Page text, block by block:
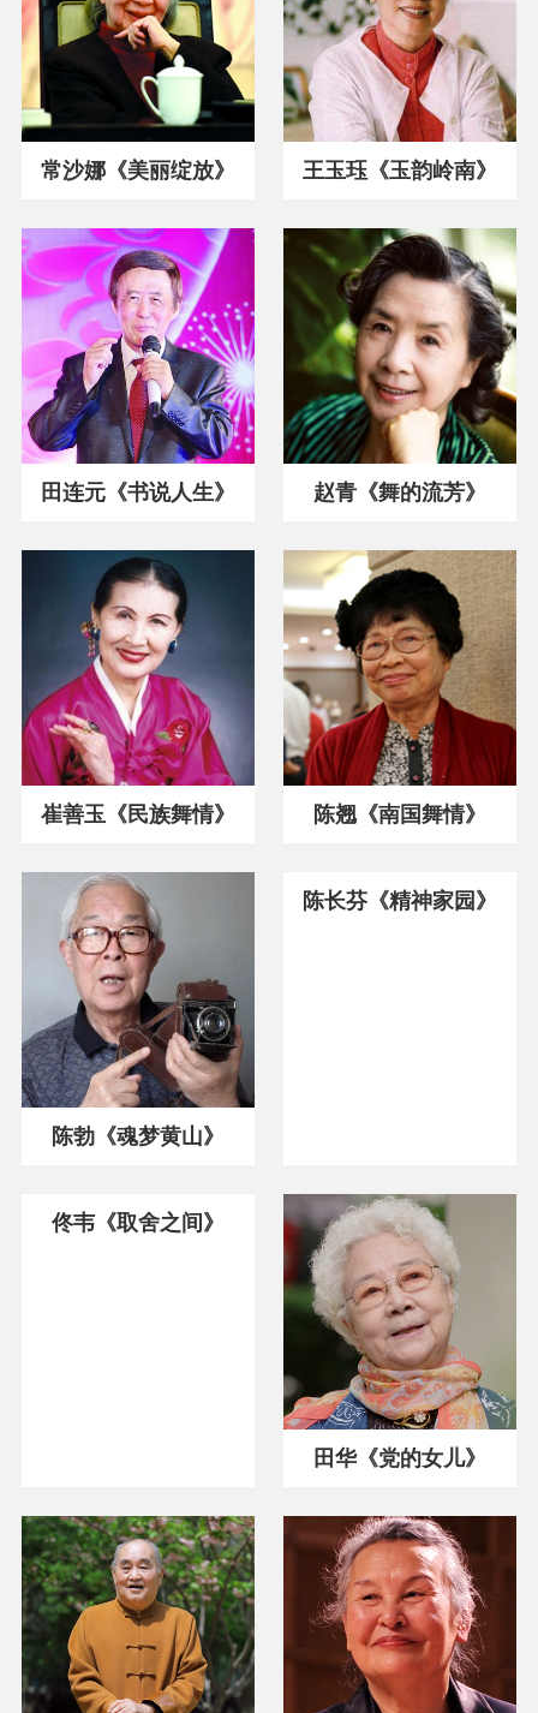
常沙娜《美丽绽放》 王玉珏《玉韵岭南》
田连元《书说人生》 赵青《舞的流芳》
崔善玉《民族舞情》 陈翘《南国舞情》
陈勃《魂梦黄山》
陈长芬《精神家园》
佟韦《取舍之间》
田华《党的女儿》